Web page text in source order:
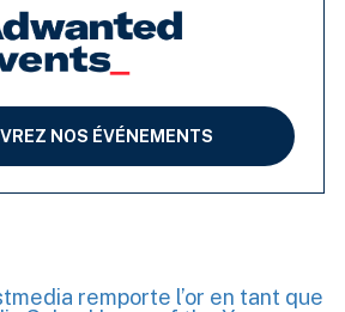
NOS ÉVÉNEMENTS
remporte l’or en tant que